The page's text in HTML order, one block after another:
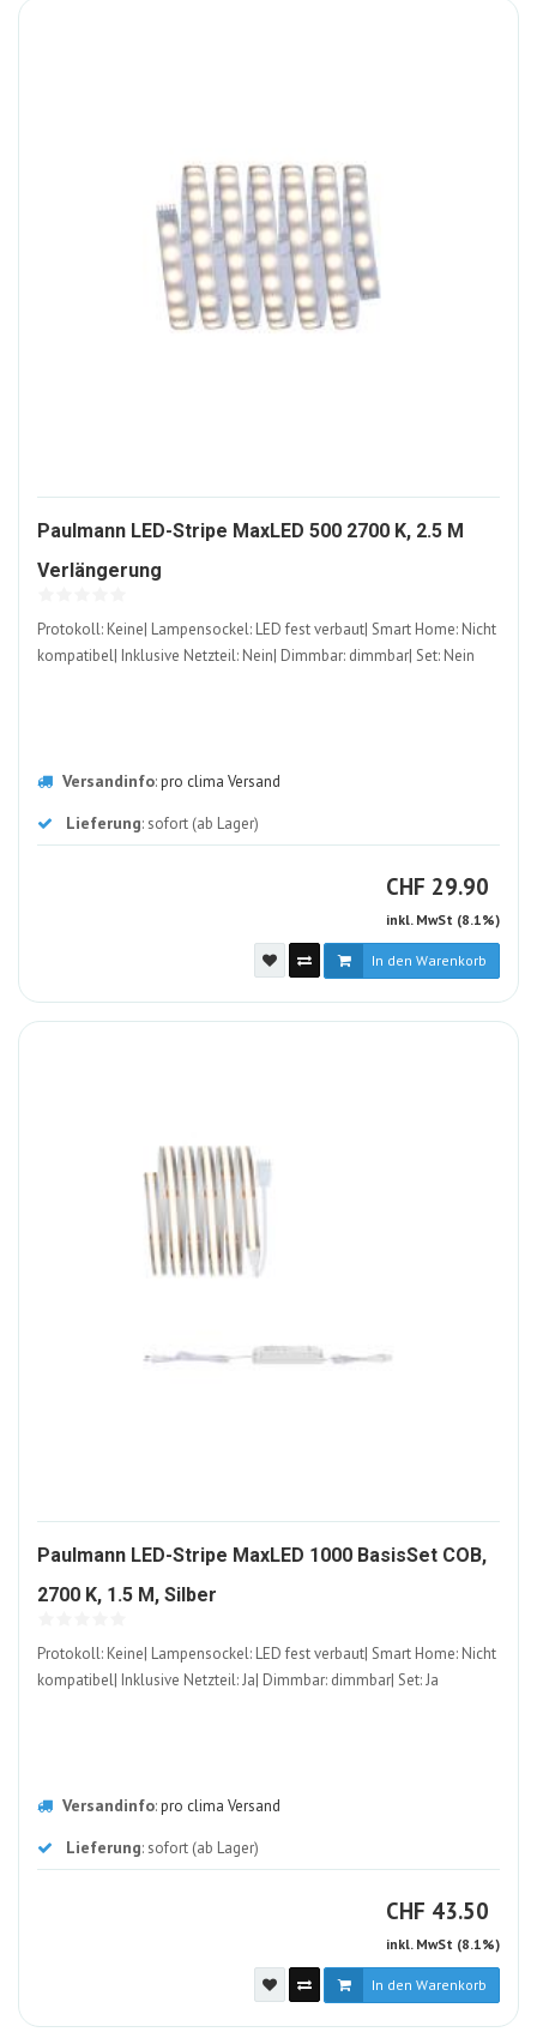
Paulmann LED-Stripe MaxLED 500 2700 K, 2.5 M
Verlängerung
Protokoll: Keine| Lampensockel: LED fest verbaut| Smart Home: Nicht
kompatibel| Inklusive Netzteil: Nein| Dimmbar: dimmbar| Set: Nein
Versandinfo:pro clima Versand
Lieferung: sofort (ab Lager)
CHF CHF
29.90
inkl. MwSt (8.1%)
In den Warenkorb
Paulmann LED-Stripe MaxLED 1000 BasisSet COB,
2700 K, 1.5 M, Silber
Protokoll: Keine| Lampensockel: LED fest verbaut| Smart Home: Nicht
kompatibel| Inklusive Netzteil: Ja| Dimmbar: dimmbar| Set: Ja
Versandinfo:pro clima Versand
Lieferung: sofort (ab Lager)
CHF CHF
43.50
inkl. MwSt (8.1%)
In den Warenkorb